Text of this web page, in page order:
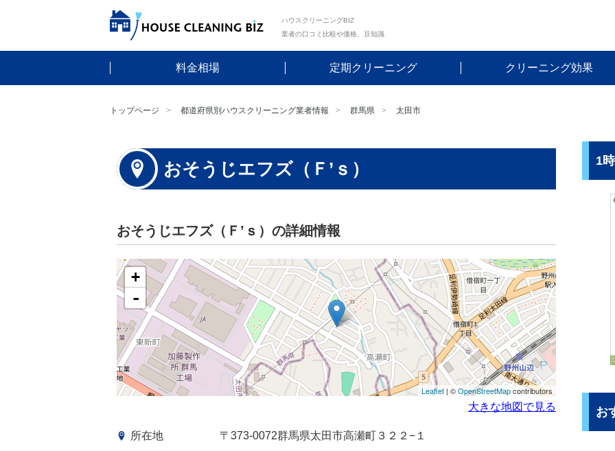
ハウスクリーニングBIZ
業者の口コミ比較や価格、豆知識
料金相場 定期クリーニング クリーニング効果
トップページ 都道府県別ハウスクリーニング業者情報 群馬県 太田市
おそうじエフズ（Ｆ’ｓ）
おそうじエフズ（Ｆ’ｓ）の詳細情報
+
-
Leaflet | ©OpenStreetMapcontributors
大きな地図で見る
所在地
〒373-0072群馬県太田市高瀬町３２２−１
1
お